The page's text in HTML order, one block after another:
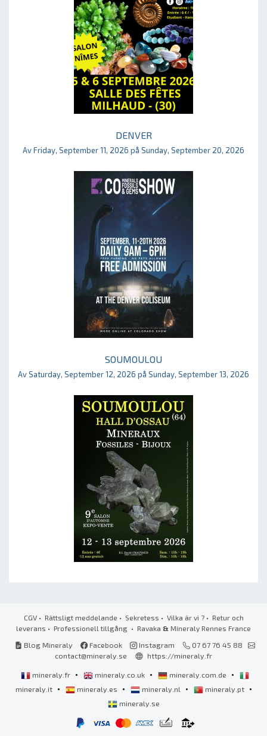
DENVER
Av Friday, September 11, 2026 på Sunday, September 20, 2026
SOUMOULOU
Av Saturday, September 12, 2026 på Sunday, September 13, 2026
CGV• Rättsligt meddelande • Sekretess • Vilka är vi ?• Retur och
leverans • Professionell tillgång • Ravaka & Mineraly Rennes France
Blog Mineraly
Facebook Instagram
07 67 76 45 88
contact@mineraly.se
https://mineraly.fr
mineraly.fr • mineraly.co.uk • mineraly.com.de •
mineraly.it • mineraly.es • mineraly.nl • mineraly.pt •
mineraly.se